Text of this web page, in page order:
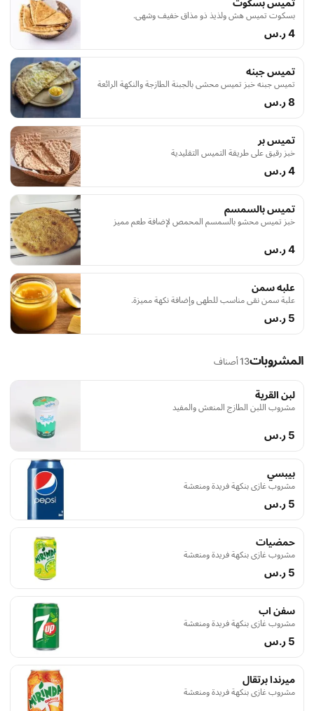
تميس بسكوت
بسكوت تميس هش ولذيذ ذو مذاق خفيف وشهي.
4 ر.س
تميس جبنه
تميس جبنه خبز تميس محشي بالجبنة الطازجة والنكهة الرائعة
8 ر.س
تميس بر
خبز رقيق على طريقة التميس التقليدية
4 ر.س
تميس بالسمسم
خبز تميس محشو بالسمسم المحمص لإضافة طعم مميز
4 ر.س
علبه سمن
علبة سمن نقي مناسب للطهي وإضافة نكهة مميزة.
5 ر.س
المشروبات13 أصناف
لبن القرية
مشروب اللبن الطازج المنعش والمفيد
5 ر.س
بيبسي
مشروب غازي بنكهة فريدة ومنعشة
5 ر.س
حمضيات
مشروب غازي بنكهة فريدة ومنعشة
5 ر.س
سفن اب
مشروب غازي بنكهة فريدة ومنعشة
5 ر.س
ميرندا برتقال
مشروب غازي بنكهة فريدة ومنعشة